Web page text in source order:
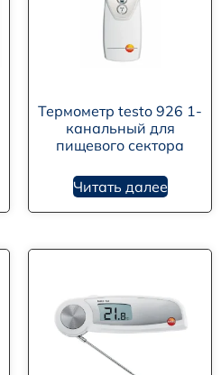
Термометр testo 926 1-
канальный для
пищевого сектора
Читать далее